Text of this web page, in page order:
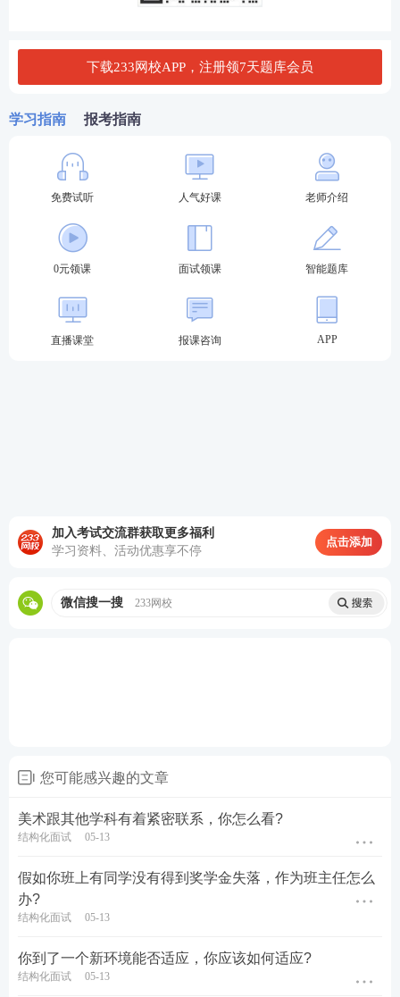
下载233网校APP，注册领7天题库会员
学习指南 报考指南
免费试听 人气好课 老师介绍
0元领课 面试领课 智能题库
直播课堂 报课咨询 APP
加入考试交流群获取更多福利
学习资料、活动优惠享不停
点击添加
微信搜一搜 233网校
您可能感兴趣的文章
美术跟其他学科有着紧密联系，你怎么看?
结构化面试 05-13
假如你班上有同学没有得到奖学金失落，作为班主任怎么
办?
结构化面试 05-13
你到了一个新环境能否适应，你应该如何适应?
结构化面试 05-13